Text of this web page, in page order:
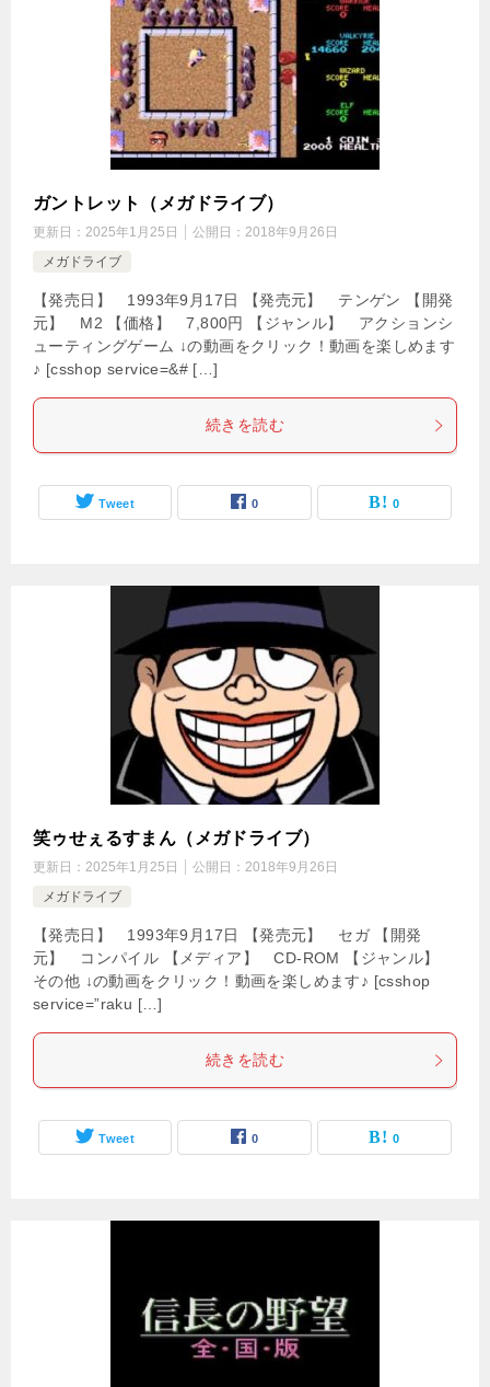
ガントレット（メガドライブ）
更新日： 2025年1月25日 公開日： 2018年9月26日
メガドライブ
【発売日】 1993年9月17日 【発売元】 テンゲン 【開発
元】 M2 【価格】 7,800円 【ジャンル】 アクションシ
ューティングゲーム ↓の動画をクリック！動画を楽しめます
♪ [csshop service=&# […]
続きを読む
Tweet 0 0
笑ゥせぇるすまん（メガドライブ）
更新日： 2025年1月25日 公開日： 2018年9月26日
メガドライブ
【発売日】 1993年9月17日 【発売元】 セガ 【開発
元】 コンパイル 【メディア】 CD-ROM 【ジャンル】
その他 ↓の動画をクリック！動画を楽しめます♪ [csshop
service=”raku […]
続きを読む
Tweet 0 0